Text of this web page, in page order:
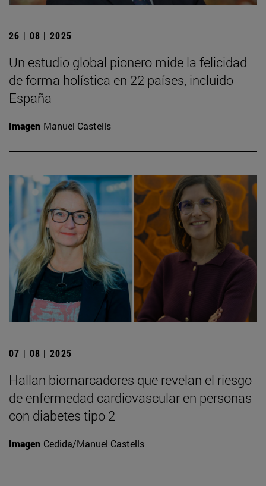
26 | 08 | 2025
Un estudio global pionero mide la felicidad
de forma holística en 22 países, incluido
España
Imagen Manuel Castells
07 | 08 | 2025
Hallan biomarcadores que revelan el riesgo
de enfermedad cardiovascular en personas
con diabetes tipo 2
Imagen Cedida/Manuel Castells